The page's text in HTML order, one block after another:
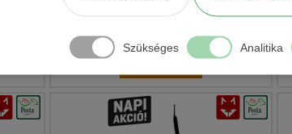
Szükséges Analitika